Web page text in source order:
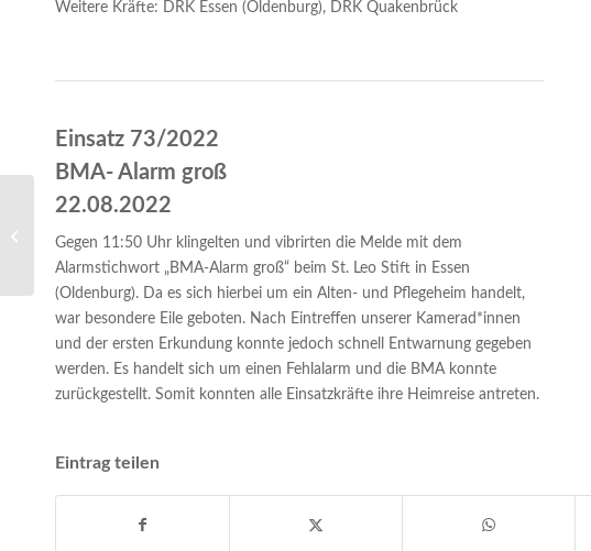
Weitere Kräfte: DRK Essen (Oldenburg), DRK Quakenbrück
Einsatz 73/2022
BMA- Alarm groß
22.08.2022
Gegen 11:50 Uhr klingelten und vibrirten die Melde mit dem
Alarmstichwort „BMA-Alarm groß“ beim St. Leo Stift in Essen
(Oldenburg). Da es sich hierbei um ein Alten- und Pflegeheim handelt,
war besondere Eile geboten. Nach Eintreffen unserer Kamerad*innen
und der ersten Erkundung konnte jedoch schnell Entwarnung gegeben
werden. Es handelt sich um einen Fehlalarm und die BMA konnte
zurückgestellt. Somit konnten alle Einsatzkräfte ihre Heimreise antreten.
Eintrag teilen
auf Straße